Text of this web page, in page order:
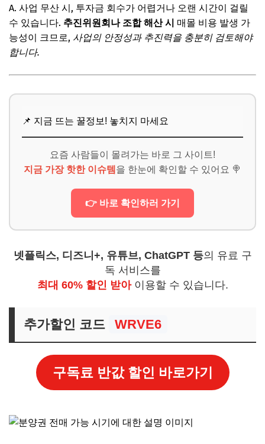
A. 사업 무산 시, 투자금 회수가 어렵거나 오랜 시간이 걸릴
수 있습니다. 추진위원회나 조합 해산 시 매몰 비용 발생 가
능성이 크므로, 사업의 안정성과 추진력을 충분히 검토해야
합니다.
📌 지금 뜨는 꿀정보! 놓치지 마세요
요즘 사람들이 몰려가는 바로 그 사이트!
지금 가장 핫한 이슈템 을 한눈에 확인할 수 있어요 🍭
👉 바로 확인하러 가기
넷플릭스, 디즈니+, 유튜브, ChatGPT 등의 유료 구
독 서비스를
최대 60% 할인 받아이용할 수 있습니다.
추가할인 코드 WRVE6
구독료 반값 할인 바로가기